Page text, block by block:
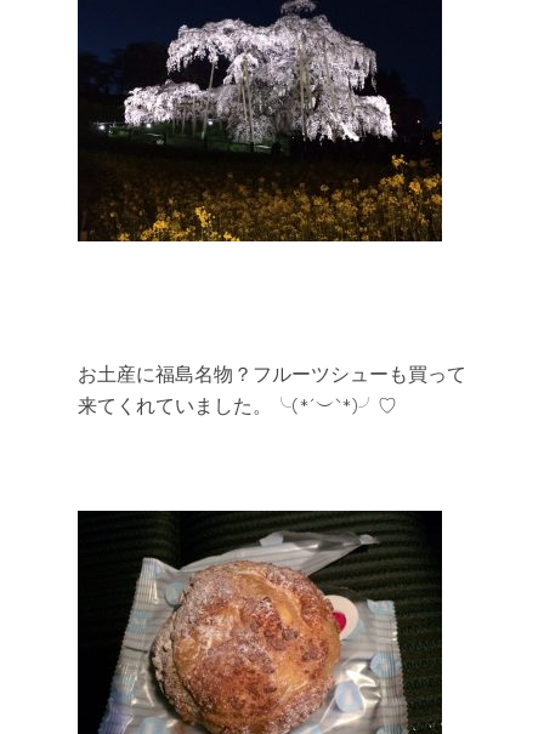
お土産に福島名物？フルーツシューも買って
来てくれていました。╰(*´︶`*)╯♡